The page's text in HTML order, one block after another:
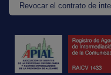
Revocar el contrato de